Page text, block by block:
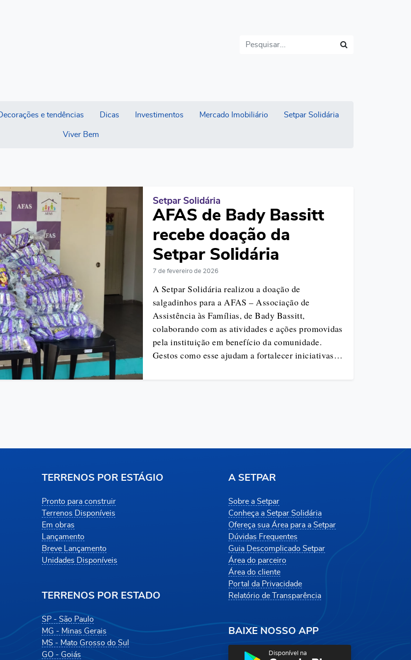
Decorações e tendências Dicas Investimentos Mercado Imobiliário Setpar Solidária
Viver Bem
Setpar Solidária
AFAS de Bady Bassitt
recebe doação da
Setpar Solidária
7 de fevereiro de 2026
A Setpar Solidária realizou a doação de
salgadinhos para a AFAS – Associação de
Assistência às Famílias, de Bady Bassitt,
colaborando com as atividades e ações promovidas
pela instituição em benefício da comunidade.
Gestos como esse ajudam a fortalecer iniciativas…
TERRENOS POR ESTÁGIO
Pronto para construir
Terrenos Disponíveis
Em obras
Lançamento
Breve Lançamento
Unidades Disponíveis
TERRENOS POR ESTADO
SP - São Paulo
MG - Minas Gerais
MS - Mato Grosso do Sul
GO - Goiás
A SETPAR
Sobre a Setpar
Conheça a Setpar Solidária
Ofereça sua Área para a Setpar
Dúvidas Frequentes
Guia Descomplicado Setpar
Área do parceiro
Área do cliente
Portal da Privacidade
Relatório de Transparência
BAIXE NOSSO APP
Disponível na